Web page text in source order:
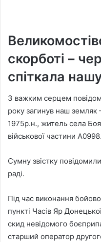
скорботі –
спіткала
З важким серцем
року загинув наш
1975р.н., житель села
військової частини А0998.
Сумну звістку
раді.
Під час виконання
пункті Часів Яр
скид невідомого
старший оператор